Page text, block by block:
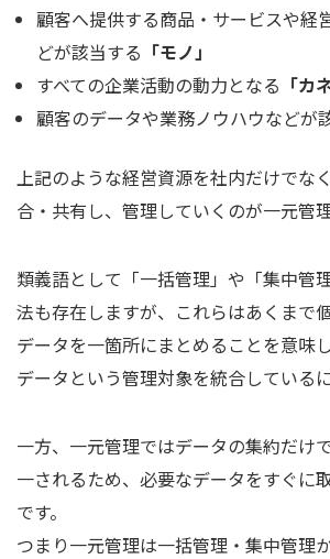
顧客へ提供する商品・サービスや経
どが該当する 「モノ」
すべての企業活動の動力となる 「カ
顧客のデータや業務ノウハウなどが
上記のような経営資源を社内だけでな
合・共有し、管理していくのが一元管理
類義語として「一括管理」や「集中管
法も存在しますが、これらはあくまで
データを一箇所にまとめることを意味
データという管理対象を統合している
一方、一元管理ではデータの集約だけ
一されるため、必要なデータをすぐに
です。
つまり一元管理は一括管理・集中管理